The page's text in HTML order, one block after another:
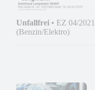
Unfallfrei • EZ 04/2021
(Benzin/Elektro)